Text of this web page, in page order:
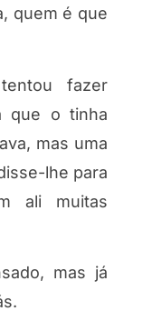
quem é que
fazer
que o tinha
mas uma
lhe para
ali muitas
mas já